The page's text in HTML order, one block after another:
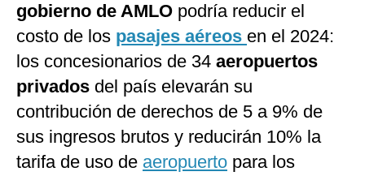
gobierno de AMLO podría reducir el
costo de los pasajes aéreos en el 2024:
los concesionarios de 34 aeropuertos
privados del país elevarán su
contribución de derechos de 5 a 9% de
sus ingresos brutos y reducirán 10% la
tarifa de uso de aeropuerto para los